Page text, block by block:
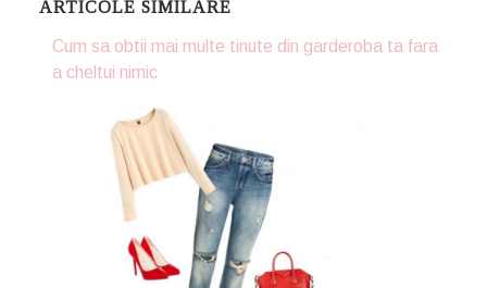
ARTICOLE SIMILARE
Cum sa obtii mai multe tinute din garderoba ta fara
a cheltui nimic